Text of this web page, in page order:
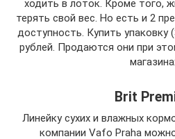
ходить в лоток. Кроме того,
терять свой вес. Но есть и 2
доступность. Купить упаковку
рублей. Продаются они при
Brit
Линейку сухих и влажных
компании Vafo Praha